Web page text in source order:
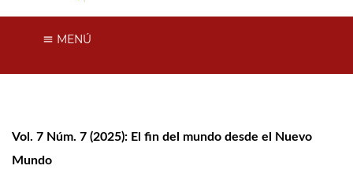
MENÚ
Vol. 7 Núm. 7 (2025): El fin del mundo desde el Nuevo
Mundo